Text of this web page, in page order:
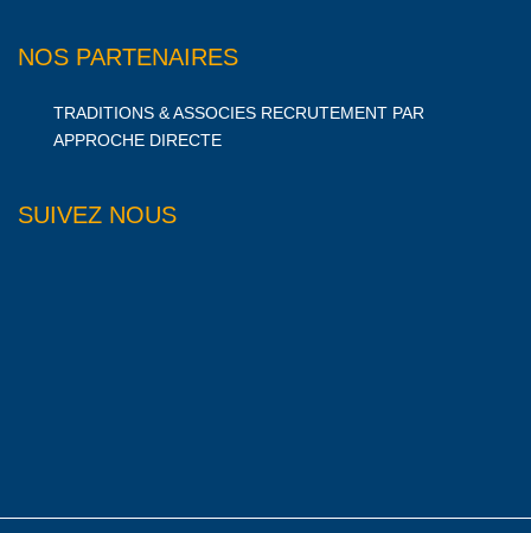
NOS PARTENAIRES
TRADITIONS & ASSOCIES RECRUTEMENT PAR
APPROCHE DIRECTE
SUIVEZ NOUS